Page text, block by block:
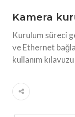
Kamera
Kurulum süreci
ve Ethernet
kullanım